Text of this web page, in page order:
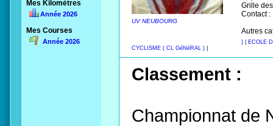
Mes Kilomètres
Année 2026
Mes Courses
Année 2026
UV NEUBOURG
Grille
Contact :
Autres
)
ECOLE
CYCLISME ( CL GéNéRAL )
Classement :
Championnat de